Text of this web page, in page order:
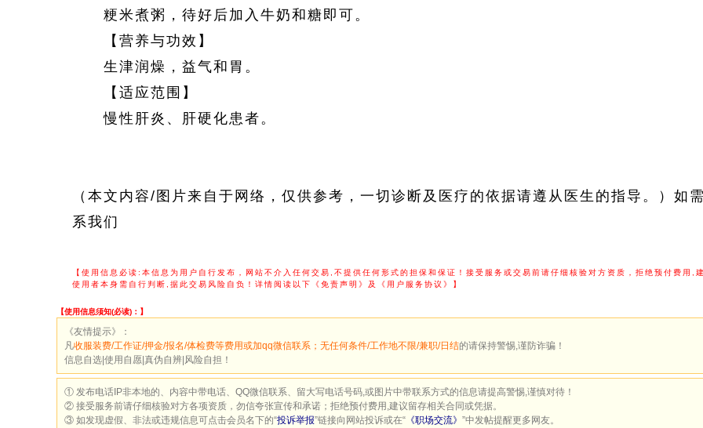
粳米煮粥，待好后加入牛奶和糖即可。
【营养与功效】
生津润燥，益气和胃。
【适应范围】
慢性肝炎、肝硬化患者。
（本文内容/图片来自于网络，仅供参考，一切诊断及医疗的依据请遵从医生的指导。）如
系我们
【使用信息必读:本信息为用户自行发布，网站不介入任何交易,不提供任何形式的担保和保证！接受服务或交易前请仔细核验对方资质，拒绝预付费用,
使用者本身需自行判断,据此交易风险自负！详情阅读以下《免责声明》及《用户服务协议》】
【使用信息须知(必读)：】
《友情提示》：
凡收服装费/工作证/押金/报名/体检费等费用或加qq微信联系；无任何条件/工作地不限/兼职/日结的请保持警惕,谨防诈骗！
信息自选|使用自愿|真伪自辨|风险自担！
① 发布电话IP非本地的、内容中带电话、QQ微信联系、留大写电话号码,或图片中带联系方式的信息请提高警惕,谨慎对待！
② 接受服务前请仔细核验对方各项资质，勿信夸张宣传和承诺；拒绝预付费用,建议留存相关合同或凭据。
③ 如发现虚假、非法或违规信息可点击会员名下的“投诉举报”链接向网站投诉或在“ 《职场交流》 ”中发帖提醒更多网友。